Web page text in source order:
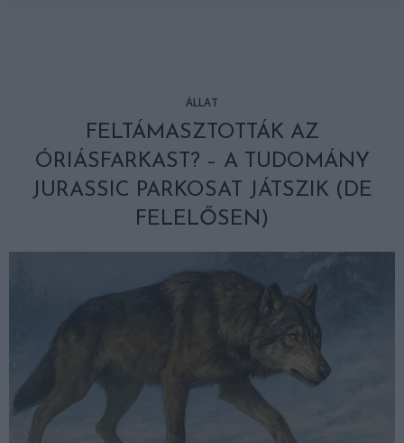
ÁLLAT
FELTÁMASZTOTTÁK AZ
ÓRIÁSFARKAST? – A TUDOMÁNY
JURASSIC PARKOSAT JÁTSZIK (DE
FELELŐSEN)